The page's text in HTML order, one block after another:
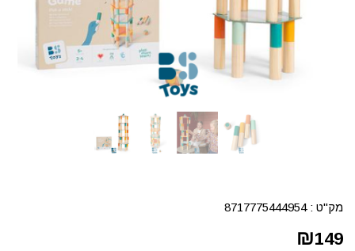
מק"ט :8717775444954
₪149